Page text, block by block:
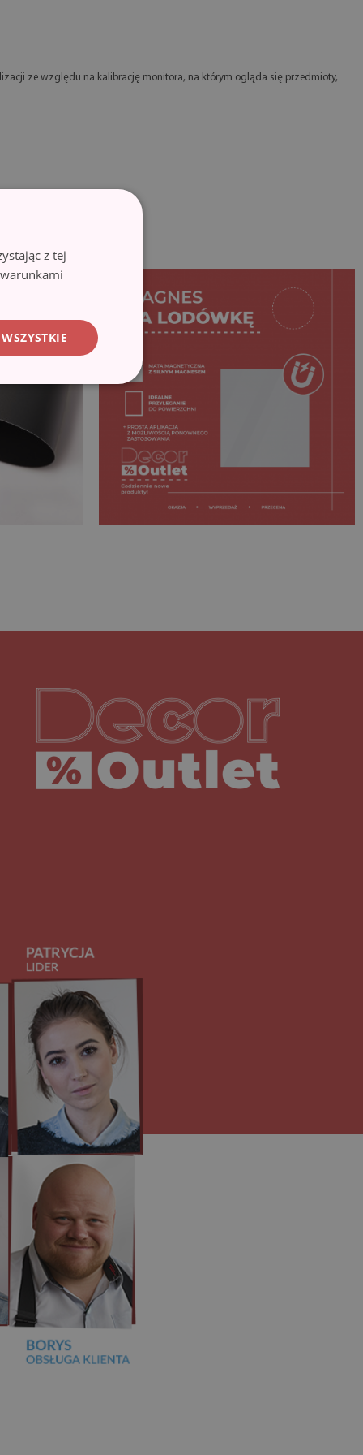
ze względu na kalibrację monitora, na którym ogląda się przedmioty,
Decoroutlet-logo
z tej